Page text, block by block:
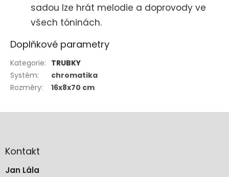
sadou lze hrát melodie a doprovody ve
všech tóninách.
Doplňkové parametry
Kategorie: TRUBKY
Systém:
chromatika
Rozměry: 16x8x70 cm
aKontakt
Jan Lála